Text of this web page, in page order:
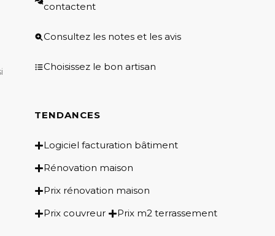
contactent
Consultez les notes et les avis
Choisissez le bon artisan
TENDANCES
Logiciel facturation bâtiment
Rénovation maison
Prix rénovation maison
Prix couvreur
Prix m2 terrassement